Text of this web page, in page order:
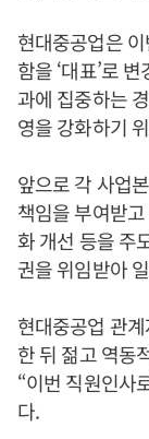
현대중공업은
함을 ‘대표’로
과에 집중하는
영을 강화하기
앞으로 각 사업
책임을 부여받
화 개선 등을 주
권을 위임받아
현대중공업 관
한 뒤 젊고 역동
“이번 직원인사
다.